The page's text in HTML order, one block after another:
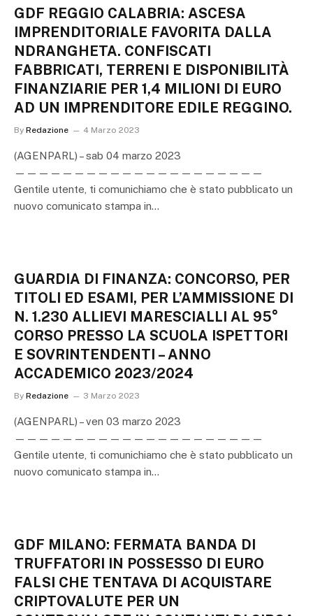
GDF REGGIO CALABRIA: ASCESA
IMPRENDITORIALE FAVORITA DALLA
NDRANGHETA. CONFISCATI
FABBRICATI, TERRENI E DISPONIBILITÀ
FINANZIARIE PER 1,4 MILIONI DI EURO
AD UN IMPRENDITORE EDILE REGGINO.
By Redazione 4 Marzo 2023
(AGENPARL) – sab 04 marzo 2023
—————————————————————
Gentile utente, ti comunichiamo che è stato pubblicato un
nuovo comunicato stampa in…
GUARDIA DI FINANZA: CONCORSO, PER
TITOLI ED ESAMI, PER L’AMMISSIONE DI
N. 1.230 ALLIEVI MARESCIALLI AL 95°
CORSO PRESSO LA SCUOLA ISPETTORI
E SOVRINTENDENTI – ANNO
ACCADEMICO 2023/2024
By Redazione 3 Marzo 2023
(AGENPARL) – ven 03 marzo 2023
—————————————————————
Gentile utente, ti comunichiamo che è stato pubblicato un
nuovo comunicato stampa in…
GDF MILANO: FERMATA BANDA DI
TRUFFATORI IN POSSESSO DI EURO
FALSI CHE TENTAVA DI ACQUISTARE
CRIPTOVALUTE PER UN